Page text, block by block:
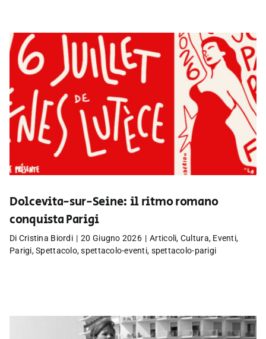
Dolcevita-sur-Seine: il ritmo romano
conquista Parigi
Di Cristina Biordi | 20 Giugno 2026 | Articoli, Cultura, Eventi,
Parigi,Spettacolo,spettacolo-eventi, spettacolo-parigi